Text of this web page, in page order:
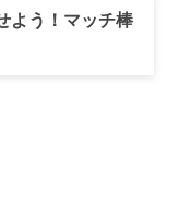
した。
よう！マッチ棒